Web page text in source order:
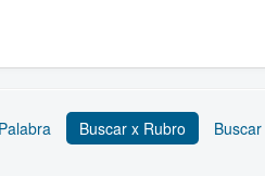
Buscar x Rubro